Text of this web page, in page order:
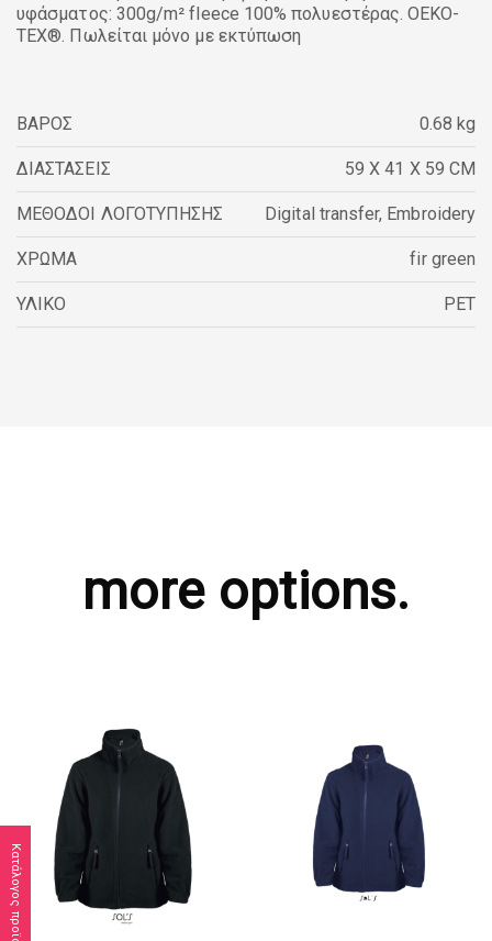
Κατάλογος προϊόντων
υφάσματος: 300g/m² fleece 100% πολυεστέρας. OEKO-
TEX®. Πωλείται μόνο με εκτύπωση
ΒΑΡΟΣ 0.68 kg
ΔΙΑΣΤΑΣΕΙΣ 59 X 41 X 59 CM
ΜΕΘΟΔΟΙ ΛΟΓΟΤΥΠΗΣΗΣ Digital transfer, Embroidery
ΧΡΩΜΑ fir green
ΥΛΙΚΟ PET
more options.